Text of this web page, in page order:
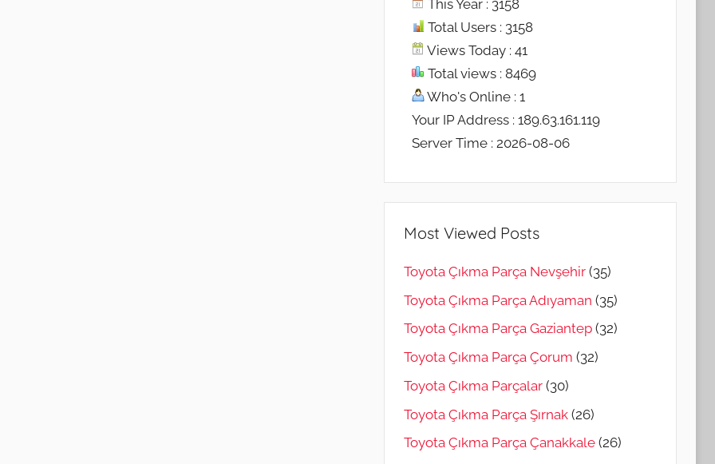
This Year : 3158
Total Users : 3158
Views Today : 41
Total views : 8469
Who's Online : 1
Your IP Address : 189.63.161.119
Server Time : 2026-08-06
Most Viewed Posts
Toyota Çıkma Parça Nevşehir (35)
Toyota Çıkma Parça Adıyaman (35)
Toyota Çıkma Parça Gaziantep (32)
Toyota Çıkma Parça Çorum (32)
Toyota Çıkma Parçalar (30)
Toyota Çıkma Parça Şırnak (26)
Toyota Çıkma Parça Çanakkale (26)